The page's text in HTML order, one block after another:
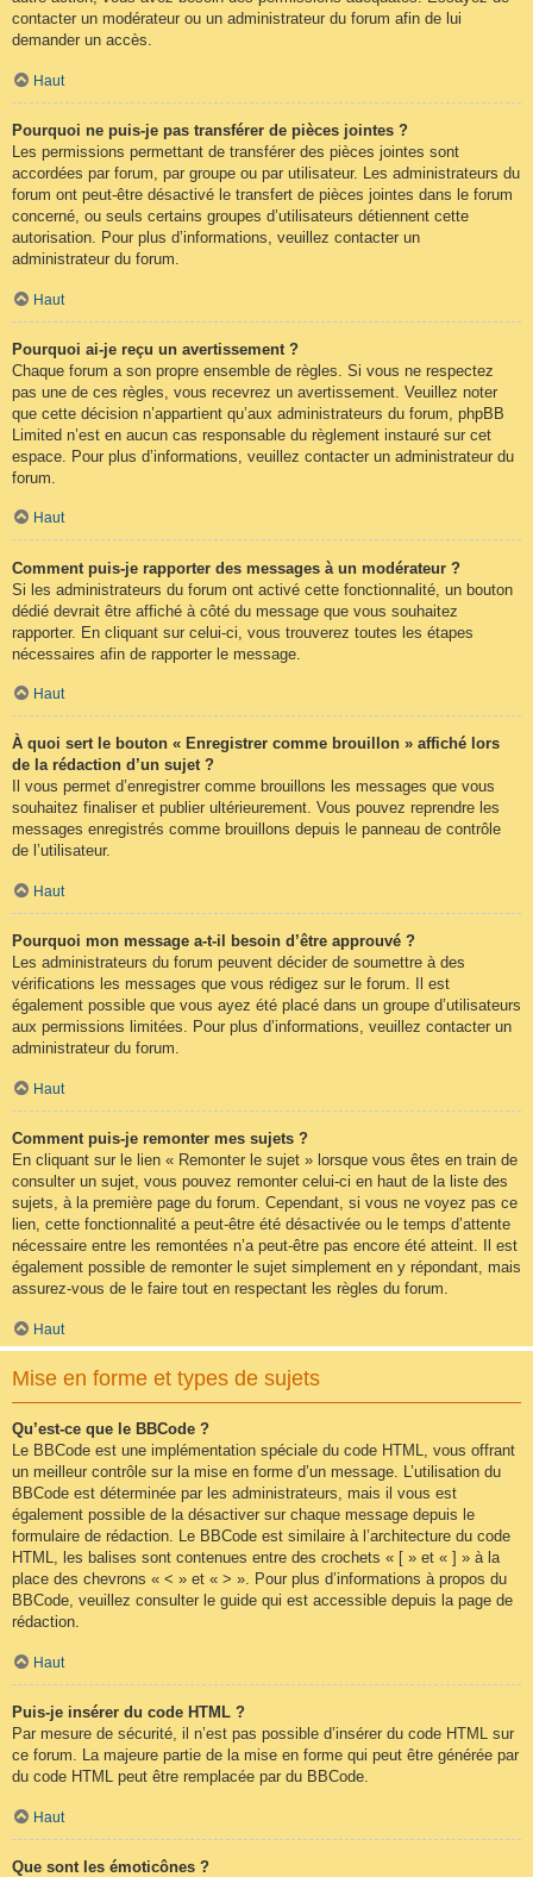
contacter un modérateur ou un administrateur du forum afin de lui
demander un accès.
Haut
Pourquoi ne puis-je pas transférer de pièces jointes ?
Les permissions permettant de transférer des pièces jointes sont
accordées par forum, par groupe ou par utilisateur. Les administrateurs du
forum ont peut-être désactivé le transfert de pièces jointes dans le forum
concerné, ou seuls certains groupes d’utilisateurs détiennent cette
autorisation. Pour plus d’informations, veuillez contacter un
administrateur du forum.
Haut
Pourquoi ai-je reçu un avertissement ?
Chaque forum a son propre ensemble de règles. Si vous ne respectez
pas une de ces règles, vous recevrez un avertissement. Veuillez noter
que cette décision n’appartient qu’aux administrateurs du forum, phpBB
Limited n’est en aucun cas responsable du règlement instauré sur cet
espace. Pour plus d’informations, veuillez contacter un administrateur du
forum.
Haut
Comment puis-je rapporter des messages à un modérateur ?
Si les administrateurs du forum ont activé cette fonctionnalité, un bouton
dédié devrait être affiché à côté du message que vous souhaitez
rapporter. En cliquant sur celui-ci, vous trouverez toutes les étapes
nécessaires afin de rapporter le message.
Haut
À quoi sert le bouton « Enregistrer comme brouillon » affiché lors
de la rédaction d’un sujet ?
Il vous permet d’enregistrer comme brouillons les messages que vous
souhaitez finaliser et publier ultérieurement. Vous pouvez reprendre les
messages enregistrés comme brouillons depuis le panneau de contrôle
de l’utilisateur.
Haut
Pourquoi mon message a-t-il besoin d’être approuvé ?
Les administrateurs du forum peuvent décider de soumettre à des
vérifications les messages que vous rédigez sur le forum. Il est
également possible que vous ayez été placé dans un groupe d’utilisateurs
aux permissions limitées. Pour plus d’informations, veuillez contacter un
administrateur du forum.
Haut
Comment puis-je remonter mes sujets ?
En cliquant sur le lien « Remonter le sujet » lorsque vous êtes en train de
consulter un sujet, vous pouvez remonter celui-ci en haut de la liste des
sujets, à la première page du forum. Cependant, si vous ne voyez pas ce
lien, cette fonctionnalité a peut-être été désactivée ou le temps d’attente
nécessaire entre les remontées n’a peut-être pas encore été atteint. Il est
également possible de remonter le sujet simplement en y répondant, mais
assurez-vous de le faire tout en respectant les règles du forum.
Haut
Mise en forme et types de sujets
Qu’est-ce que le BBCode ?
Le BBCode est une implémentation spéciale du code HTML, vous offrant
un meilleur contrôle sur la mise en forme d’un message. L’utilisation du
BBCode est déterminée par les administrateurs, mais il vous est
également possible de la désactiver sur chaque message depuis le
formulaire de rédaction. Le BBCode est similaire à l’architecture du code
HTML, les balises sont contenues entre des crochets « [ » et « ] » à la
place des chevrons « < » et « > ». Pour plus d’informations à propos du
BBCode, veuillez consulter le guide qui est accessible depuis la page de
rédaction.
Haut
Puis-je insérer du code HTML ?
Par mesure de sécurité, il n’est pas possible d’insérer du code HTML sur
ce forum. La majeure partie de la mise en forme qui peut être générée par
du code HTML peut être remplacée par du BBCode.
Haut
Que sont les émoticônes ?